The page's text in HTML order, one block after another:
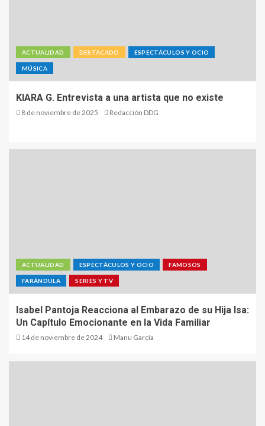
ACTUALIDAD DESTACADO ESPECTÁCULOS Y OCIO
MÚSICA
KIARA G. Entrevista a una artista que no existe
8 de noviembre de 2025 Redacción DDG
ACTUALIDAD ESPECTÁCULOS Y OCIO FAMOSOS
FARÁNDULA SERIES Y TV
Isabel Pantoja Reacciona al Embarazo de su Hija Isa:
Un Capítulo Emocionante en la Vida Familiar
14 de noviembre de 2024 Manu García